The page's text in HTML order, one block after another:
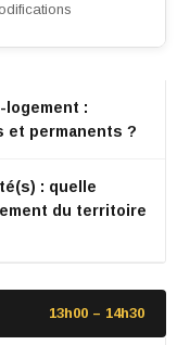
logement :
et permanents ?
: quelle
du territoire
13h00 – 14h30